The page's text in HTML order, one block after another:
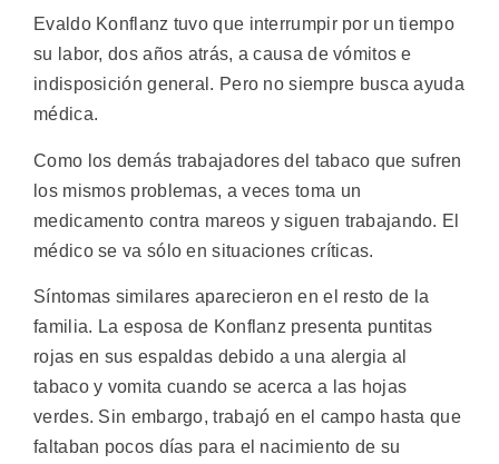
Evaldo Konflanz tuvo que interrumpir por un tiempo
su labor, dos años atrás, a causa de vómitos e
indisposición general. Pero no siempre busca ayuda
médica.
Como los demás trabajadores del tabaco que sufren
los mismos problemas, a veces toma un
medicamento contra mareos y siguen trabajando. El
médico se va sólo en situaciones críticas.
Síntomas similares aparecieron en el resto de la
familia. La esposa de Konflanz presenta puntitas
rojas en sus espaldas debido a una alergia al
tabaco y vomita cuando se acerca a las hojas
verdes. Sin embargo, trabajó en el campo hasta que
faltaban pocos días para el nacimiento de su